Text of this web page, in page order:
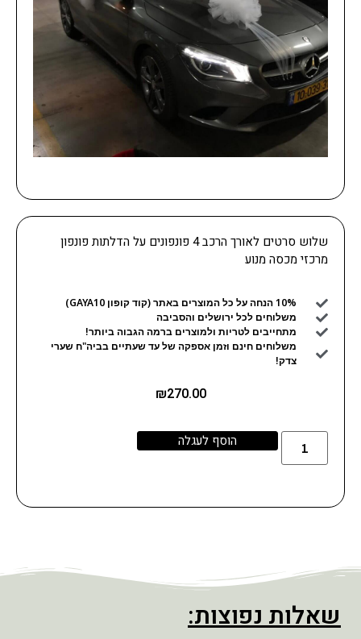
שלוש סרטים לאורך הרכב 4 פונפונים על הדלתות פונפון
מרכזי מכסה מנוע
10% הנחה על כל המוצרים באתר (קוד קופון GAYA10)
משלוחים לכל ירושלים והסביבה
מתחייבים לטריות ולמוצרים ברמה הגבוה ביותר!
משלוחים חינם וזמן אספקה של עד שעתיים בביה"ח שערי
צדק!
₪270.00
הוסף לעגלה
שאלות נפוצות: